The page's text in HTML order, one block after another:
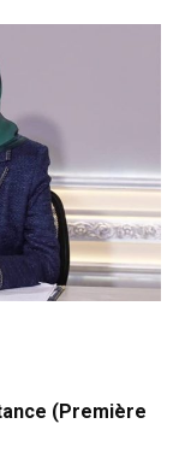
(Première